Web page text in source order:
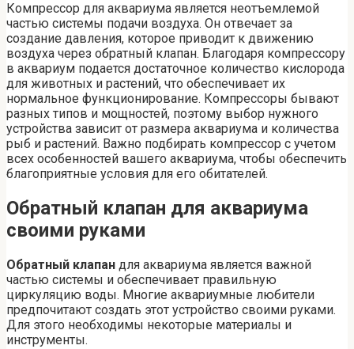
Компрессор для аквариума является неотъемлемой
частью системы подачи воздуха. Он отвечает за
создание давления, которое приводит к движению
воздуха через обратный клапан. Благодаря компрессору
в аквариум подается достаточное количество кислорода
для животных и растений, что обеспечивает их
нормальное функционирование. Компрессоры бывают
разных типов и мощностей, поэтому выбор нужного
устройства зависит от размера аквариума и количества
рыб и растений. Важно подбирать компрессор с учетом
всех особенностей вашего аквариума, чтобы обеспечить
благоприятные условия для его обитателей.
Обратный клапан для аквариума
своими руками
Обратный клапан для аквариума является важной
частью системы и обеспечивает правильную
циркуляцию воды. Многие аквариумные любители
предпочитают создать этот устройство своими руками.
Для этого необходимы некоторые материалы и
инструменты.